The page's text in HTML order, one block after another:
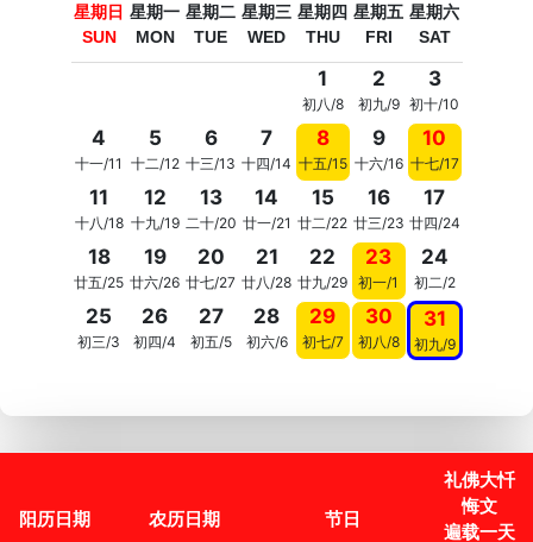
星期日
SUN
星期一
MON
星期二
TUE
星期三
WED
星期四
THU
星期五
FRI
星期六
SAT
1
初八/8
2
初九/9
3
初十/10
4
十一/11
5
十二/12
6
十三/13
7
十四/14
8
十五/15
9
十六/16
10
十七/17
11
十八/18
12
十九/19
13
二十/20
14
廿一/21
15
廿二/22
16
廿三/23
17
廿四/24
18
廿五/25
19
廿六/26
20
廿七/27
21
廿八/28
22
廿九/29
23
初一/1
24
初二/2
25
初三/3
26
初四/4
27
初五/5
28
初六/6
29
初七/7
30
初八/8
31
初九/9
阳历日期 农历日期 节日
礼佛大忏
悔文
遍载一天